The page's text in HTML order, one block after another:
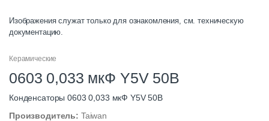
Изображения служат только для ознакомления, см. техническую
документацию.
Керамические
0603 0,033 мкФ Y5V 50В
Конденсаторы 0603 0,033 мкФ Y5V 50В
Производитель: Taiwan